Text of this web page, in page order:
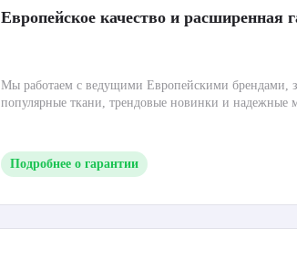
Европейское качество и расширенная
Мы работаем с ведущими Европейскими брендами,
популярные ткани, трендовые новинки и надежные
Подробнее о гарантии